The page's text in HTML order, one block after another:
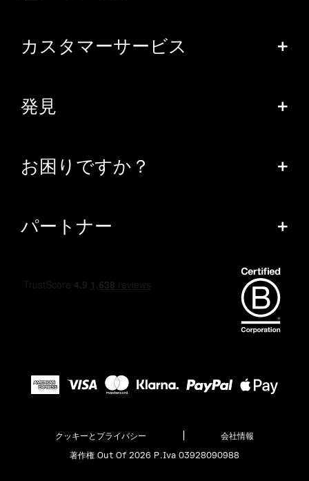
カスタマーサービス +
発見 +
お困りですか？ +
パートナー +
クッキーとプライバシー
会社情報
著作権 Out Of 2026 P.Iva 03928090988